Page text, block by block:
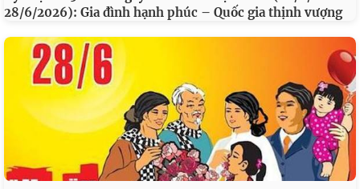
28/6/2026): Gia đình hạnh phúc – Quốc gia thịnh vượng